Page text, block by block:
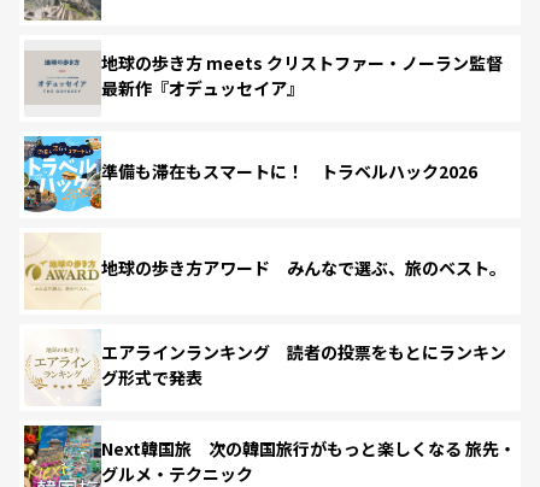
地球の歩き方 meets クリストファー・ノーラン監督
最新作『オデュッセイア』
準備も滞在もスマートに！ トラベルハック2026
地球の歩き方アワード みんなで選ぶ、旅のベスト。
エアラインランキング 読者の投票をもとにランキン
グ形式で発表
Next韓国旅 次の韓国旅行がもっと楽しくなる 旅先・
グルメ・テクニック